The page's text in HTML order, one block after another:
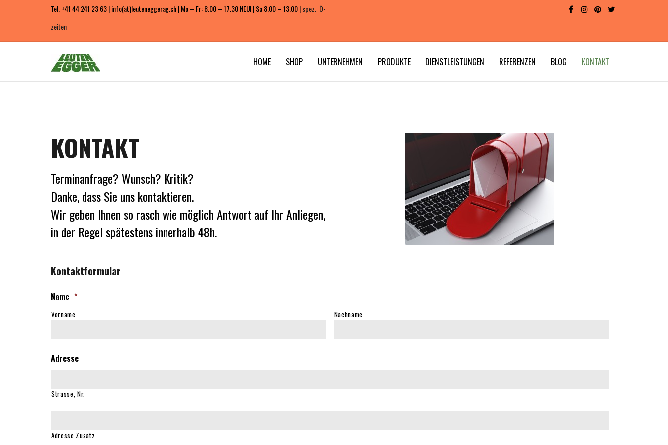
Tel. +41 44 241 23 63 | info(at)leuteneggerag.ch | Mo – Fr: 8.00 – 17.30 NEU! | Sa 8.00 – 13.00 |spez. Ö-
zeiten
HOME SHOP UNTERNEHMEN PRODUKTE DIENSTLEISTUNGEN REFERENZEN BLOG KONTAKT
KONTAKT
Terminanfrage? Wunsch? Kritik?
Danke, dass Sie uns kontaktieren.
Wir geben Ihnen so rasch wie möglich Antwort auf Ihr Anliegen,
in der Regel spätestens innerhalb 48h.
Kontaktformular
Name *
Vorname Nachname
Adresse
Strasse, Nr.
Adresse Zusatz